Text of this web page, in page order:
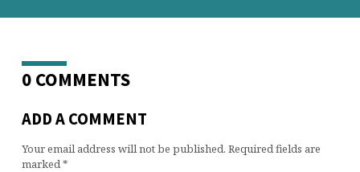
0 COMMENTS
ADD A COMMENT
Your email address will not be published. Required fields are
marked*